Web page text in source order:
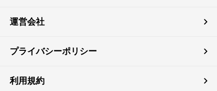
運営会社
プライバシーポリシー
利用規約